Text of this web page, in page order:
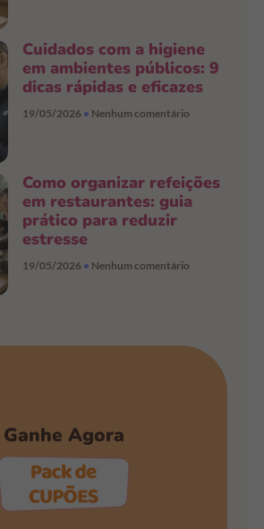
Cuidados com a higiene
em ambientes públicos: 9
dicas rápidas e eficazes
19/05/2026 Nenhum comentário
Como organizar refeições
em restaurantes: guia
prático para reduzir
estresse
19/05/2026 Nenhum comentário
Ganhe Agora